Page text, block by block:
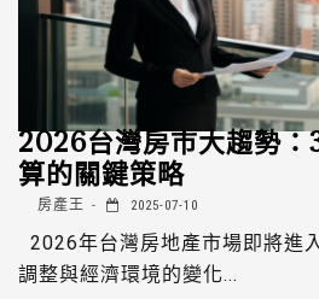
2026台灣房市大趨勢：
算的關鍵策略
房產王 2025-07-10
2026年台灣房地產市場即將進
調整與經濟環境的變化...